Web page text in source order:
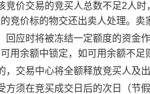
竞价交易的竞买人总数不足2人
竞价标的物交还出卖人处理。
回应时将被冻结一定额度的资金
用余额中锁定，如可用余额不足
，交易中心将全额释放竞买人及
方须在竞买成交日后的次日（节